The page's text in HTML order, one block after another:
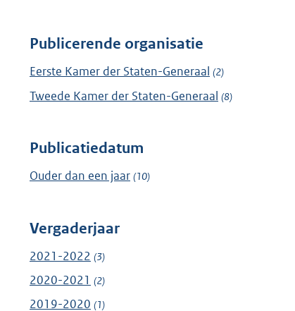
Publicerende organisatie
Eerste Kamer der Staten-Generaal (2)
Tweede Kamer der Staten-Generaal (8)
Publicatiedatum
Ouder dan een jaar (10)
Vergaderjaar
2021-2022 (3)
2020-2021 (2)
2019-2020 (1)